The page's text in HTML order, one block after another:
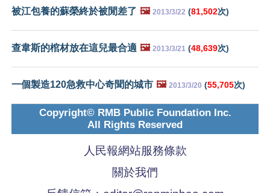
被江包養的蘇榮終於被閒差了 🖼️ 2013/3/22 (81,502次)
查韋斯的棺材放在這兒最合適 🖼️ 2013/3/21 (48,639次)
一個製造120急救中心奇聞的城市 🖼️ 2013/3/20 (55,705次)
Copyright© RMB Public Foundation Inc.
All Rights Reserved
人民報網站服務條款
關於我們